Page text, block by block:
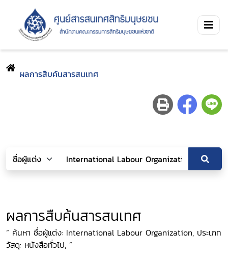
ผลการสืบค้นสารสนเทศ
ผลการสืบค้นสารสนเทศ
“ ค้นหา ชื่อผู้แต่ง: International Labour Organization, ประเภท
วัสดุ: หนังสือทั่วไป, ”